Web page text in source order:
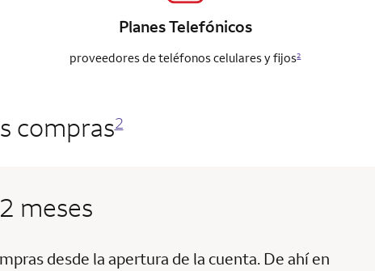
Planes Telefónicos
proveedores de teléfonos celulares y fijos2
compras2
meses
desde la apertura de la cuenta. De ahí en